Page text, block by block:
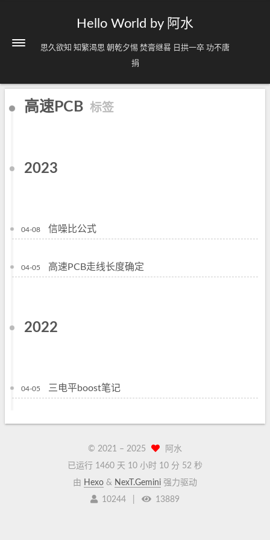
Hello World by 阿水
思久欲知 知繁渴思 朝乾夕惕 焚膏继晷 日拱一卒 功不唐
捐
高速PCB 标签
2023
04-08 信噪比公式
04-05 高速PCB走线长度确定
2022
04-05 三电平boost笔记
© 2021 – 2025
阿水
已运行 1460 天 10 小时 10 分 53 秒
由 Hexo & NexT.Gemini 强力驱动
10244
13889